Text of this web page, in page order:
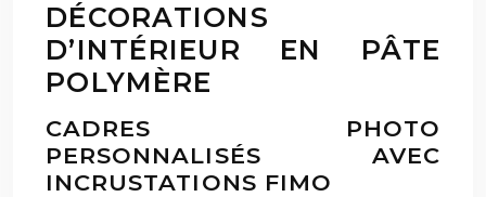
DÉCORATIONS
D’INTÉRIEUR EN PÂTE
POLYMÈRE
CADRES PHOTO
PERSONNALISÉS AVEC
INCRUSTATIONS FIMO